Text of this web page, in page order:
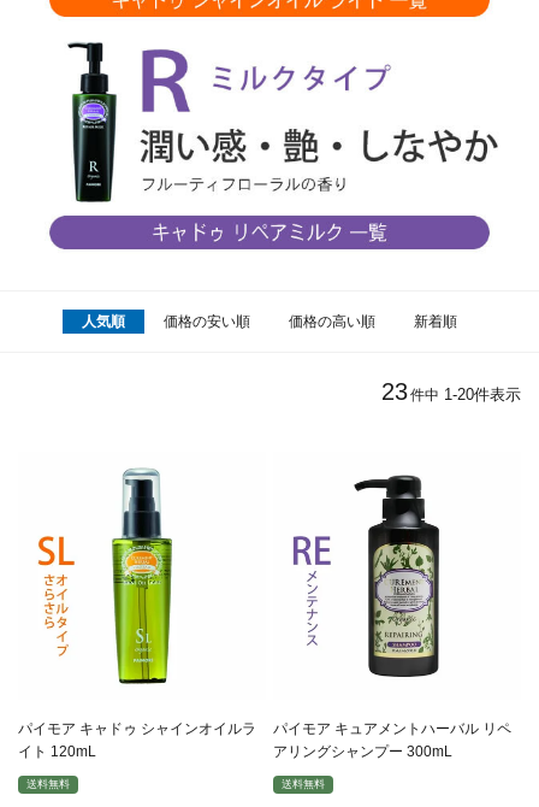
人気順 価格の安い順 価格の高い順 新着順
23件中 1 -20件表示
パイモア キャドゥ シャインオイルラ
イト 120mL
送料無料
パイモア キュアメントハーバル リペ
アリングシャンプー 300mL
送料無料